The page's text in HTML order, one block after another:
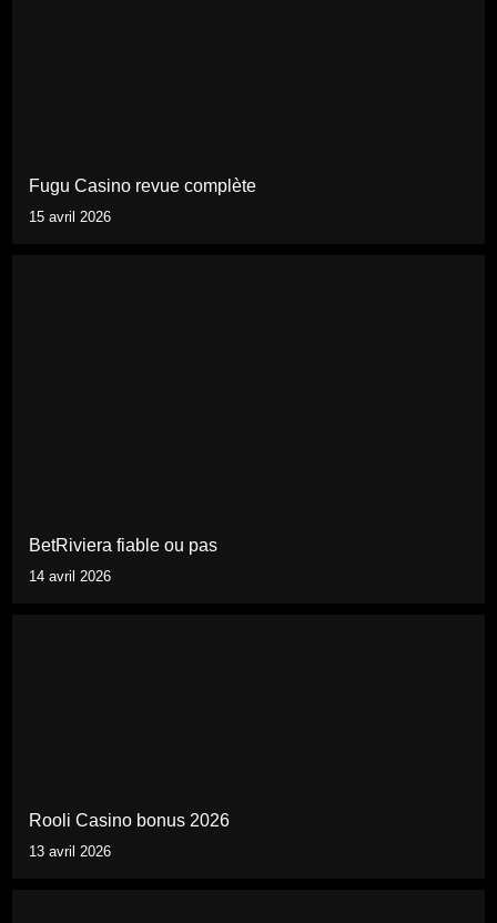
Fugu Casino revue complète
15 avril 2026
BetRiviera fiable ou pas
14 avril 2026
Rooli Casino bonus 2026
13 avril 2026